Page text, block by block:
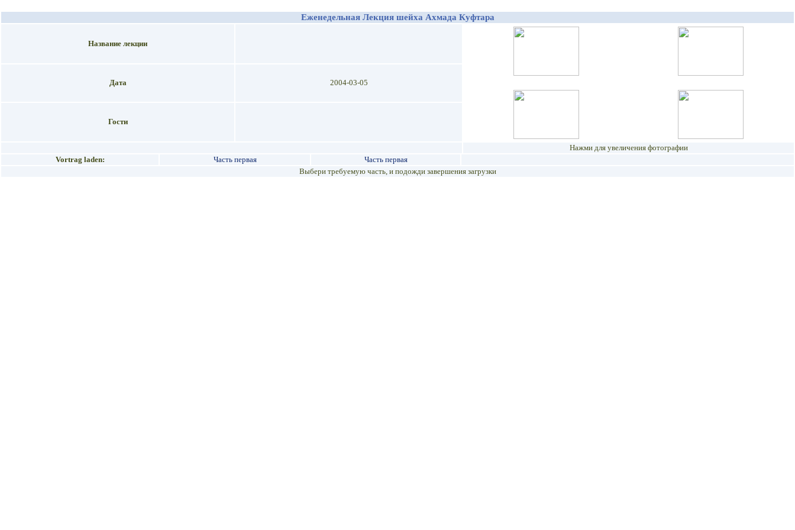
Еженедельная Лекция шейха Ахмада Куфтара
Название лекции
Дата 2004-03-05
Гости
Нажми для увеличения фотографии
Vortrag laden:
Часть первая
Часть первая
Выбери требуемую часть, и подожди завершения загрузки